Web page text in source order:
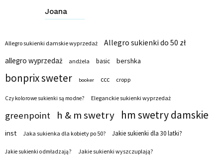
Joana
Allegro sukienki damskie wyprzedaż
Allegro sukienki do 50 zł
allegro wyprzedaż
andżela basic bershka
bonprix sweter booker ccc cropp
Czy kolorowe sukienki są modne? Eleganckie sukienki wyprzedaż
greenpoint h & m swetry hm swetry damskie
inst Jaka sukienka dla kobiety po 50? Jakie sukienki dla 30 latki?
Jakie sukienki odmładzają? Jakie sukienki wyszczuplają?